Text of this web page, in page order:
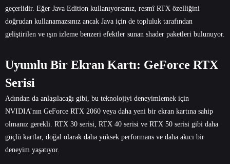
geçerlidir. Eğer Java Edition kullanıyorsanız, resmî RTX özelliğini
doğrudan kullanamazsınız ancak Java için de topluluk tarafından
geliştirilen ve ışın izleme benzeri efektler sunan shader paketleri bulunuyor.
Uyumlu Bir Ekran Kartı: GeForce RTX
Serisi
Adından da anlaşılacağı gibi, bu teknolojiyi deneyimlemek için
NVIDIA’nın GeForce RTX 2060 veya daha yeni bir ekran kartına sahip
olmanız gerekli. RTX 30 serisi, RTX 40 serisi ve RTX 50 serisi gibi daha
güçlü kartlar, doğal olarak daha yüksek performans ve daha akıcı bir
deneyim yaşatıyor.